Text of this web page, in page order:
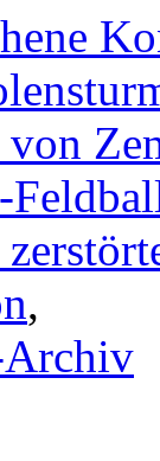
,
Archiv